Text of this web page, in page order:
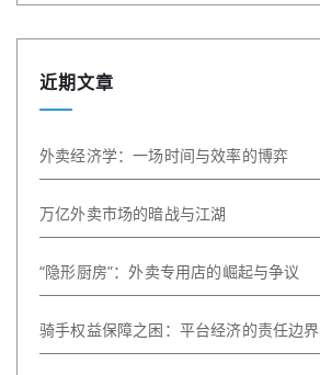
近期文章
外卖经济学：一场时间与效率的博弈
万亿外卖市场的暗战与江湖
“隐形厨房”：外卖专用店的崛起与争议
骑手权益保障之困：平台经济的责任边界